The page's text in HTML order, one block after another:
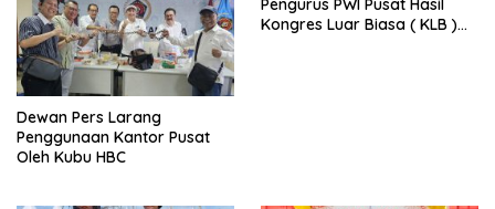
Dewan Pers Larang
Penggunaan Kantor Pusat
Oleh Kubu HBC
Kongres Luar Biasa ( KLB )